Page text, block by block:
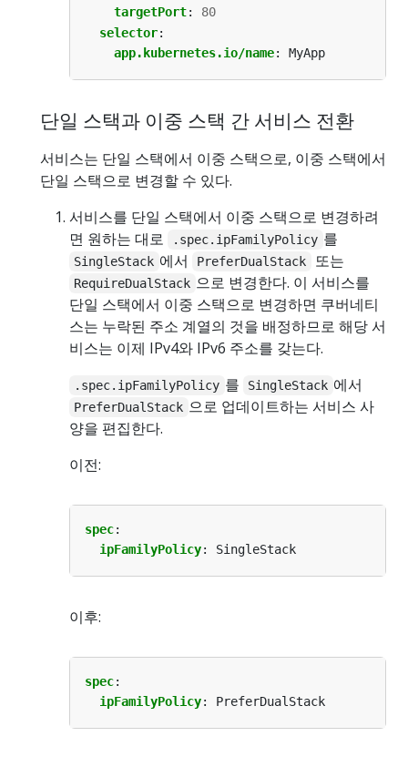
targetPort:
80
selector:
app.kubernetes.io/name: MyApp
단일 스택과 이중 스택 간 서비스 전환
서비스는 단일 스택에서 이중 스택으로, 이중 스택에서
단일 스택으로 변경할 수 있다.
서비스를 단일 스택에서 이중 스택으로 변경하려
면 원하는 대로
.spec.ipFamilyPolicy 를
SingleStack 에서 PreferDualStack 또는
RequireDualStack 으로 변경한다. 이 서비스를
단일 스택에서 이중 스택으로 변경하면 쿠버네티
스는 누락된 주소 계열의 것을 배정하므로 해당 서
비스는 이제 IPv4와 IPv6 주소를 갖는다.
.spec.ipFamilyPolicy 를 SingleStack 에서
PreferDualStack 으로 업데이트하는 서비스 사
양을 편집한다.
이전:
spec:
ipFamilyPolicy: SingleStack
이후:
spec:
ipFamilyPolicy: PreferDualStack